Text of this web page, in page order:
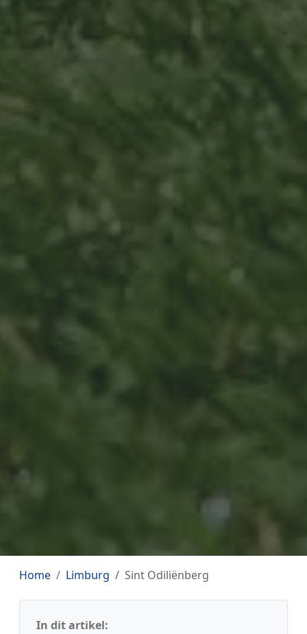
Home Limburg Sint Odiliënberg
In dit artikel: